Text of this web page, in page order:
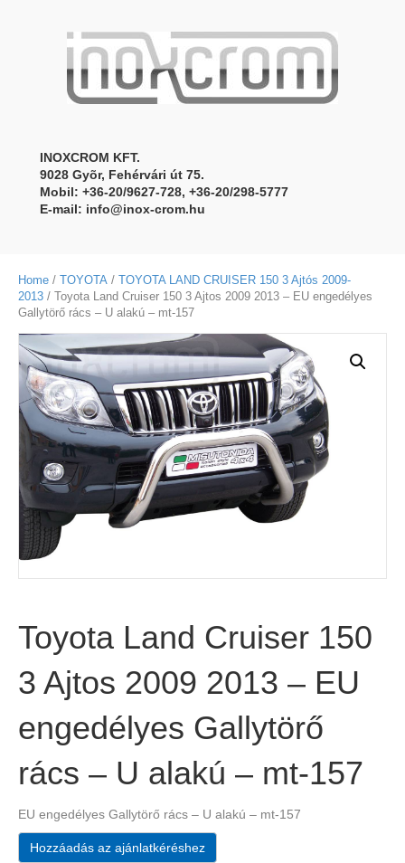
INOXCROM KFT.
9028 Gyõr, Fehérvári út 75.
Mobil: +36-20/9627-728, +36-20/298-5777
E-mail: info@inox-crom.hu
Home / TOYOTA / TOYOTA LAND CRUISER 150 3 Ajtós 2009-
2013 / Toyota Land Cruiser 150 3 Ajtos 2009 2013 – EU engedélyes
Gallytörő rács – U alakú – mt-157
Toyota Land Cruiser 150
3 Ajtos 2009 2013 – EU
engedélyes Gallytörő
rács – U alakú – mt-157
EU engedélyes Gallytörő rács – U alakú – mt-157
Hozzáadás az ajánlatkéréshez